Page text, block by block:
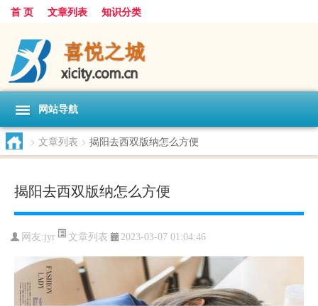
首 页 文章列表 知识分类
网站导航
> 文章列表 > 揭阳去西双版纳怎么方便
揭阳去西双版纳怎么方便
网友:jyr 文章列表 2023-03-07 01:04:46